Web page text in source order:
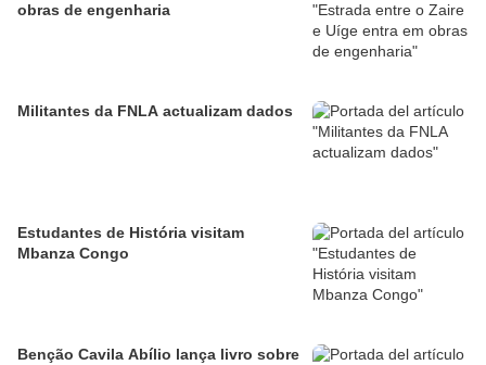
obras de engenharia
Militantes da FNLA actualizam dados
Estudantes de História visitam
Mbanza Congo
Benção Cavila Abílio lança livro sobre